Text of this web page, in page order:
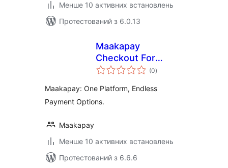
Менше 10 активних встановлень
Протестований з 6.0.13
Maakapay
Checkout For
Woocommerce V2
(0загальний
рейтинг
)
Maakapay: One Platform, Endless
Payment Options.
Maakapay
Менше 10 активних встановлень
Протестований з 6.6.6